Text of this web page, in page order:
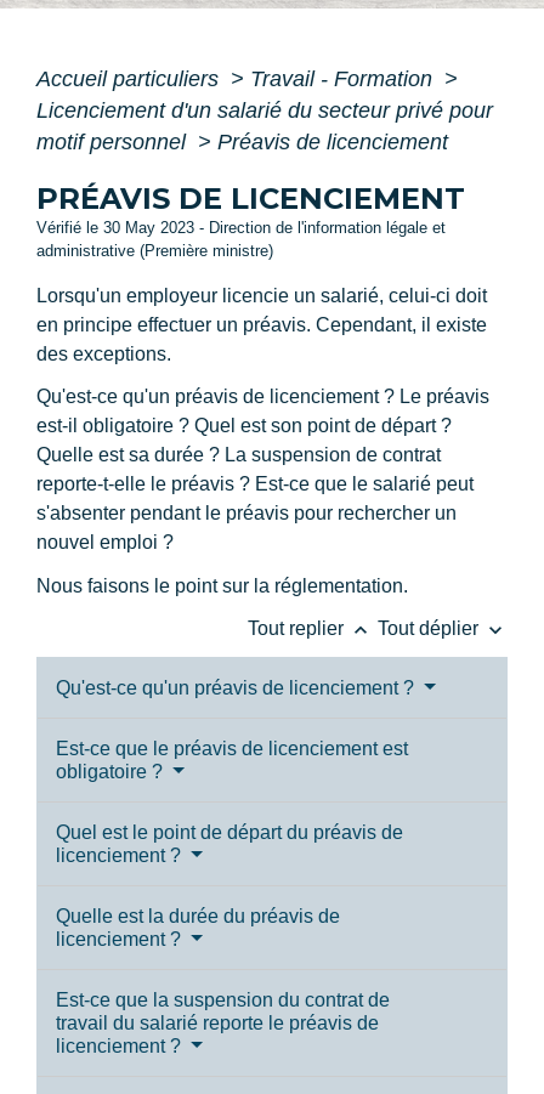
Accueil particuliers > Travail - Formation >
Licenciement d'un salarié du secteur privé pour
motif personnel > Préavis de licenciement
PRÉAVIS DE LICENCIEMENT
Vérifié le 30 May 2023 - Direction de l'information légale et
administrative (Première ministre)
Lorsqu'un employeur licencie un salarié, celui-ci doit
en principe effectuer un préavis. Cependant, il existe
des exceptions.
Qu'est-ce qu'un préavis de licenciement ? Le préavis
est-il obligatoire ? Quel est son point de départ ?
Quelle est sa durée ? La suspension de contrat
reporte-t-elle le préavis ? Est-ce que le salarié peut
s'absenter pendant le préavis pour rechercher un
nouvel emploi ?
Nous faisons le point sur la réglementation.
Tout replier keyboard_arrow_up Tout déplier keyboard_arrow_down
Qu'est-ce qu'un préavis de licenciement ?
Est-ce que le préavis de licenciement est
obligatoire ?
Quel est le point de départ du préavis de
licenciement ?
Quelle est la durée du préavis de
licenciement ?
Est-ce que la suspension du contrat de
travail du salarié reporte le préavis de
licenciement ?